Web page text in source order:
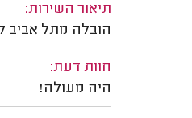
תיאור השירות:
הובלה מתל אביב
חוות דעת:
היה מעולה!